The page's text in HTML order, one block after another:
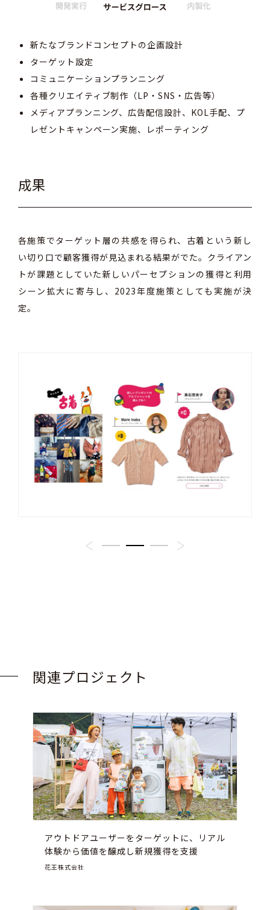
新たなブランドコンセプトの企画設計
ターゲット設定
コミュニケーションプランニング
各種クリエイティブ制作（LP・SNS・広告等）
メディアプランニング、広告配信設計、KOL手配、プ
レゼントキャンペーン実施、レポーティング
成果
各施策でターゲット層の共感を得られ、古着という新し
い切り口で顧客獲得が見込まれる結果がでた。クライアン
トが課題としていた新しいパーセプションの獲得と利用
シーン拡大に寄与し、2023年度施策としても実施が決
定。
関連プロジェクト
アウトドアユーザーをターゲットに、リアル
体験から価値を醸成し新規獲得を支援
花王株式会社